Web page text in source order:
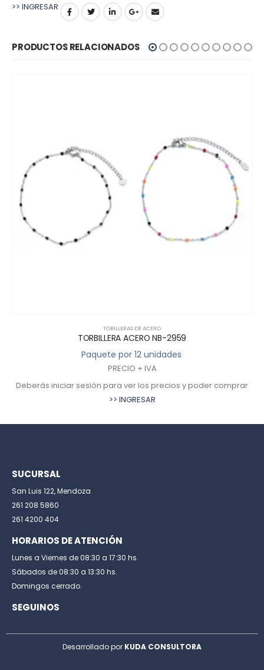
>> INGRESAR
PRODUCTOS RELACIONADOS
TOBILLERAS DE ACERO
TORBILLERA ACERO NB-2959
Paquete por 12 unidades
PRECIO + IVA
Deberás iniciar sesión para ver los precios y poder comprar
>> INGRESAR
SUCURSAL
San Luis 122, Mendoza
261 208 5860
261 4200 404
HORARIOS DE ATENCIÓN
Lunes a Viernes de 08:30 a 17:30 hs.
Sábados de 08:30 a 13:30 hs.
Domingos cerrado.
SEGUINOS
Desarrollado por KUDA CONSULTORA